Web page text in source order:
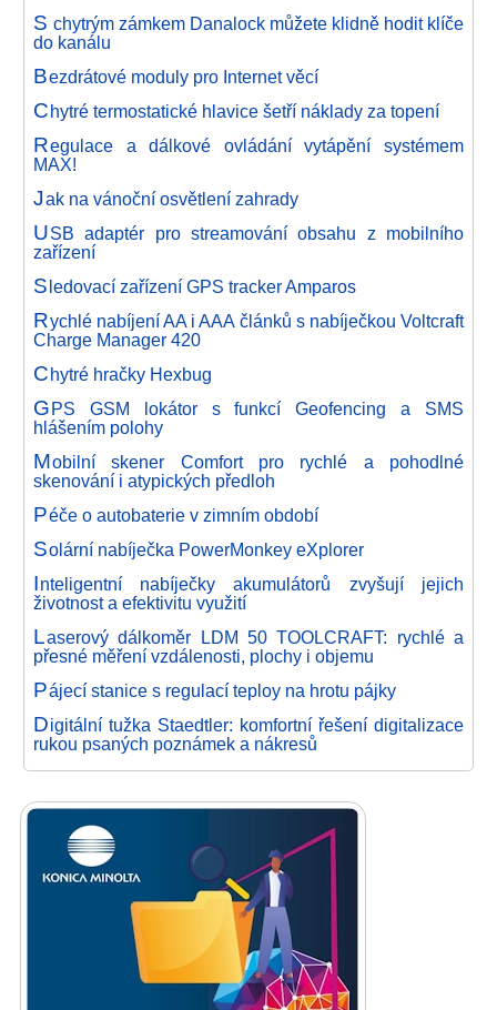
S chytrým zámkem Danalock můžete klidně hodit klíče
do kanálu
Bezdrátové moduly pro Internet věcí
Chytré termostatické hlavice šetří náklady za topení
Regulace a dálkové ovládání vytápění systémem
MAX!
Jak na vánoční osvětlení zahrady
USB adaptér pro streamování obsahu z mobilního
zařízení
Sledovací zařízení GPS tracker Amparos
Rychlé nabíjení AA i AAA článků s nabíječkou Voltcraft
Charge Manager 420
Chytré hračky Hexbug
GPS GSM lokátor s funkcí Geofencing a SMS
hlášením polohy
Mobilní skener Comfort pro rychlé a pohodlné
skenování i atypických předloh
Péče o autobaterie v zimním období
Solární nabíječka PowerMonkey eXplorer
Inteligentní nabíječky akumulátorů zvyšují jejich
životnost a efektivitu využití
Laserový dálkoměr LDM 50 TOOLCRAFT: rychlé a
přesné měření vzdálenosti, plochy i objemu
Pájecí stanice s regulací teploy na hrotu pájky
Digitální tužka Staedtler: komfortní řešení digitalizace
rukou psaných poznámek a nákresů